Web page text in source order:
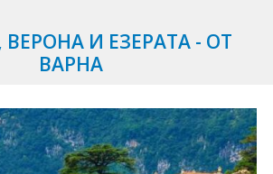
И ЕЗЕРАТА - ОТ
ВАРНА